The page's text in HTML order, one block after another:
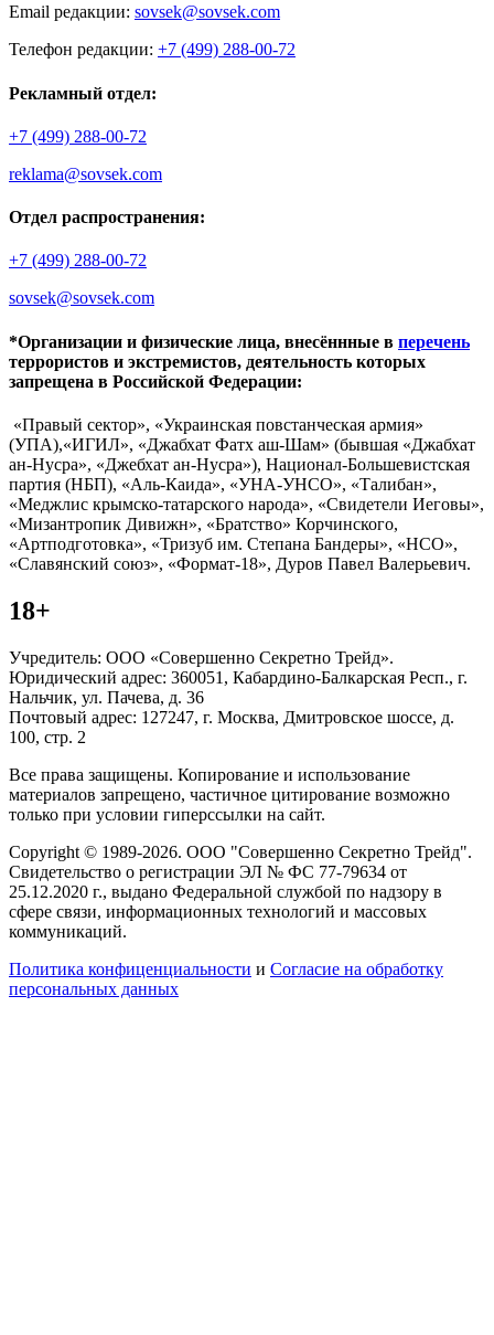
Email редакции: sovsek@sovsek.com
Телефон редакции: +7 (499) 288-00-72
Рекламный отдел:
+7 (499) 288-00-72
reklama@sovsek.com
Отдел распространения:
+7 (499) 288-00-72
sovsek@sovsek.com
*Организации и физические лица, внесённные в перечень
террористов и экстремистов, деятельность которых
запрещена в Российской Федерации:
«Правый сектор», «Украинская повстанческая армия»
(УПА),«ИГИЛ», «Джабхат Фатх аш-Шам» (бывшая «Джабхат
ан-Нусра», «Джебхат ан-Нусра»), Национал-Большевистская
партия (НБП), «Аль-Каида», «УНА-УНСО», «Талибан»,
«Меджлис крымско-татарского народа», «Свидетели Иеговы»,
«Мизантропик Дивижн», «Братство» Корчинского,
«Артподготовка», «Тризуб им. Степана Бандеры», «НСО»,
«Славянский союз», «Формат-18», Дуров Павел Валерьевич.
18+
Учредитель: ООО «Совершенно Секретно Трейд».
Юридический адрес: 360051, Кабардино-Балкарская Респ., г.
Нальчик, ул. Пачева, д. 36
Почтовый адрес: 127247, г. Москва, Дмитровское шоссе, д.
100, стр. 2
Все права защищены. Копирование и использование
материалов запрещено, частичное цитирование возможно
только при условии гиперссылки на сайт.
Copyright © 1989-2026. ООО "Совершенно Секретно Трейд".
Свидетельство о регистрации ЭЛ № ФС 77-79634 от
25.12.2020 г., выдано Федеральной службой по надзору в
сфере связи, информационных технологий и массовых
коммуникаций.
Политика конфиценциальности и Согласие на обработку
персональных данных